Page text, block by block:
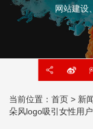
网站建设
当前位置： 首页 > 新
朵风logo吸引女性用户